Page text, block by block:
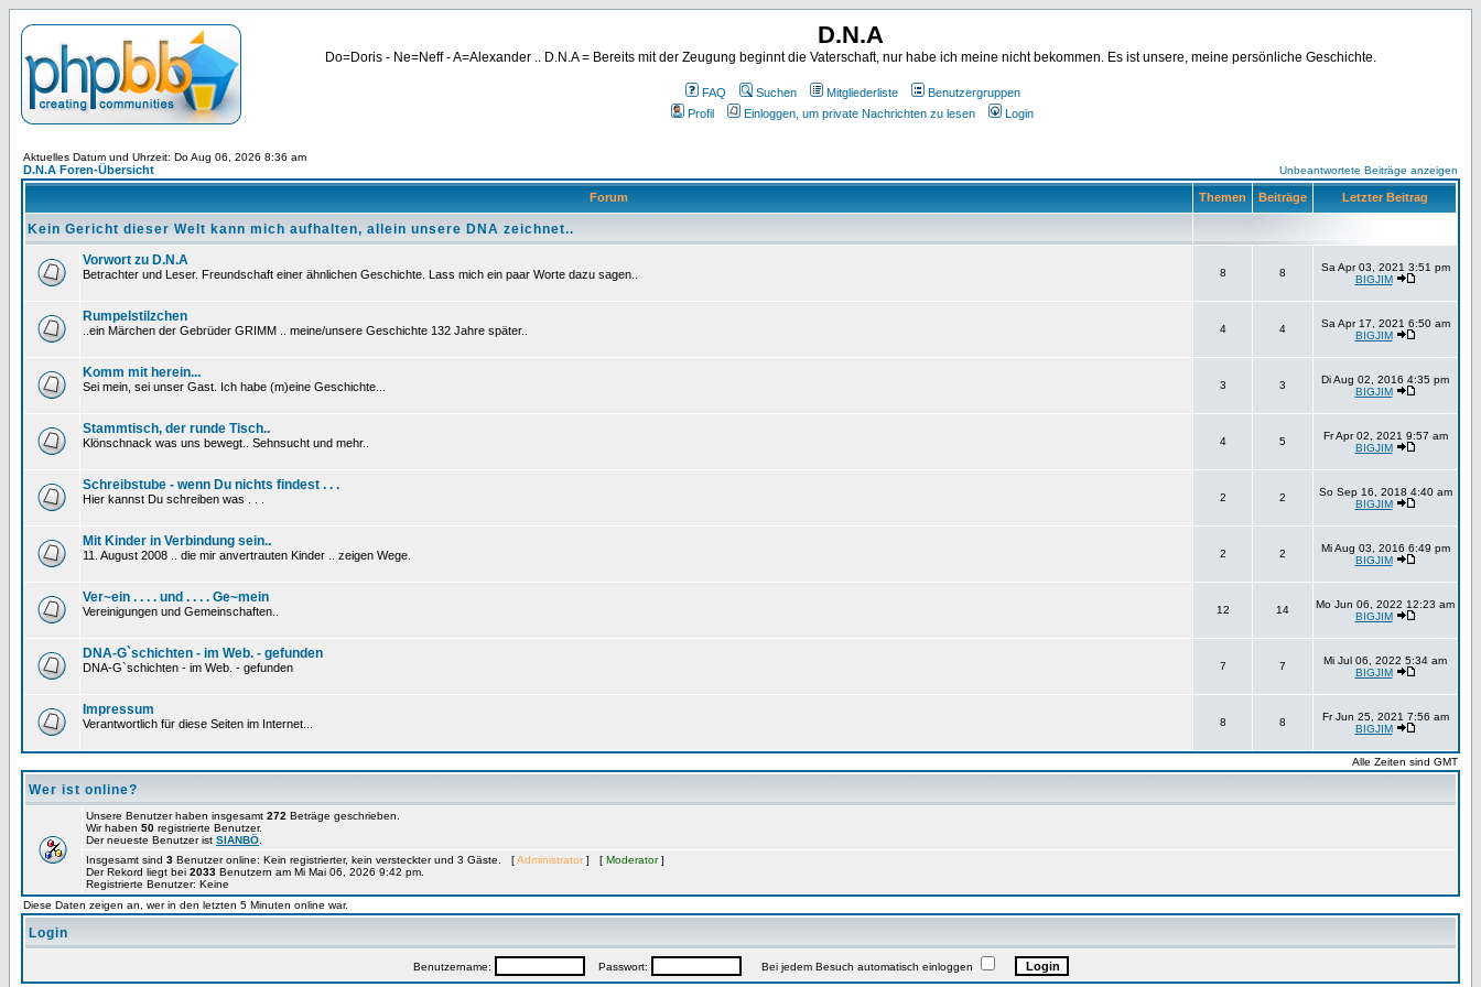
D.N.A
Do=Doris - Ne=Neff - A=Alexander .. D.N.A = Bereits mit der Zeugung beginnt die Vaterschaft, nur habe ich meine nicht bekommen. Es ist unsere, meine persönliche Geschichte.
FAQ Suchen Mitgliederliste
Benutzergruppen
Profil
Einloggen, um private Nachrichten zu lesen Login
Aktuelles Datum und Uhrzeit: Do Aug 06, 2026 8:36 am
D.N.A Foren-Übersicht Unbeantwortete Beiträge anzeigen
Forum Themen Beiträge Letzter Beitrag
Kein Gericht dieser Welt kann mich aufhalten, allein unsere DNA zeichnet..
Vorwort zu D.N.A
Betrachter und Leser. Freundschaft einer ähnlichen Geschichte. Lass mich ein paar Worte dazu sagen.. 8 8
Sa Apr 03, 2021 3:51 pm
BIGJIM
Rumpelstilzchen
..ein Märchen der Gebrüder GRIMM .. meine/unsere Geschichte 132 Jahre später.. 4 4
Sa Apr 17, 2021 6:50 am
BIGJIM
Komm mit herein...
Sei mein, sei unser Gast. Ich habe (m)eine Geschichte... 3 3
Di Aug 02, 2016 4:35 pm
BIGJIM
Stammtisch, der runde Tisch..
Klönschnack was uns bewegt.. Sehnsucht und mehr.. 4 5
Fr Apr 02, 2021 9:57 am
BIGJIM
Schreibstube - wenn Du nichts findest . . .
Hier kannst Du schreiben was . . . 2 2
So Sep 16, 2018 4:40 am
BIGJIM
Mit Kinder in Verbindung sein..
11. August 2008 .. die mir anvertrauten Kinder .. zeigen Wege. 2 2
Mi Aug 03, 2016 6:49 pm
BIGJIM
Ver~ein . . . . und . . . . Ge~mein
Vereinigungen und Gemeinschaften.. 12 14
Mo Jun 06, 2022 12:23 am
BIGJIM
DNA-G`schichten - im Web. - gefunden
DNA-G`schichten - im Web. - gefunden 7 7
Mi Jul 06, 2022 5:34 am
BIGJIM
Impressum
Verantwortlich für diese Seiten im Internet... 8 8
Fr Jun 25, 2021 7:56 am
BIGJIM
Alle Zeiten sind GMT
Wer ist online?
Unsere Benutzer haben insgesamt 272 Beträge geschrieben.
Wir haben 50 registrierte Benutzer.
Der neueste Benutzer ist SIANBÖ
Insgesamt sind 3 Benutzer online: Kein registrierter, kein versteckter und 3 Gäste. [Administrator ] [ Moderator]
Der Rekord liegt bei 2033 Benutzern am Mi Mai 06, 2026 9:42 pm.
Registrierte Benutzer: Keine
Diese Daten zeigen an, wer in den letzten 5 Minuten online war.
Login
Benutzername: Passwort: Bei jedem Besuch automatisch einloggen